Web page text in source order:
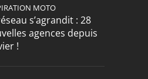
MOTO
s’agrandit : 28
agences depuis
!